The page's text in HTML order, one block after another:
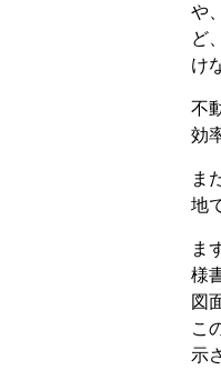
や
ど
け
不
効
ま
地
ま
様
図
こ
示